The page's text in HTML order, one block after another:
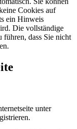
Cookies auf
ein Hinweis
Die vollständige
dass Sie nicht
unter